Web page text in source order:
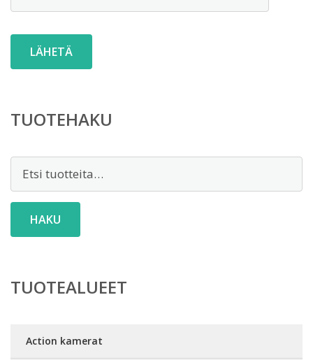
TUOTEHAKU
Etsi:
HAKU
TUOTEALUEET
Action kamerat